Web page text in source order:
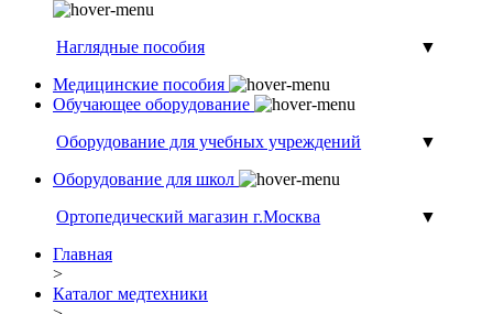
Наглядные пособия
▼
Медицинские пособия
Обучающее оборудование
Оборудование для учебных учреждений
▼
Оборудование для школ
Ортопедический магазин г.Москва
▼
Главная
>
Каталог медтехники